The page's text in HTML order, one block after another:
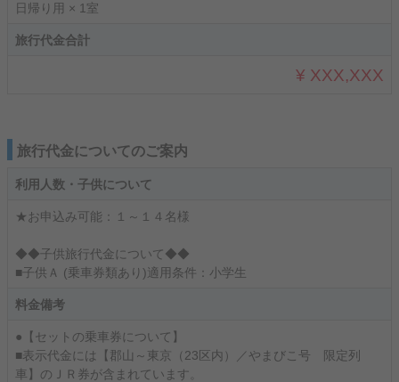
日帰り用 × 1室
旅行代金合計
¥ XXX,XXX
旅行代金についてのご案内
利用人数・子供について
★お申込み可能：１～１４名様
◆◆子供旅行代金について◆◆
■子供Ａ (乗車券類あり)適用条件：小学生
料金備考
●【セットの乗車券について】
■表示代金には【郡山～東京（23区内）／やまびこ号 限定列
車】のＪＲ券が含まれています。